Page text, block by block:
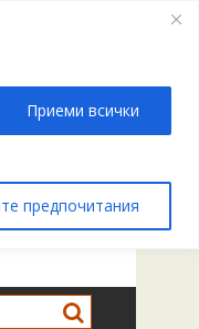
Приеми всички
предпочитания